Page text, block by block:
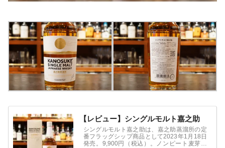
【レビュー】シングルモルト嘉之助
シングルモルト嘉之助は、嘉之助蒸溜所の定
番フラッグシップ商品として2023年1月18日
発売。9,900円（税込）。ノンピート麦芽を